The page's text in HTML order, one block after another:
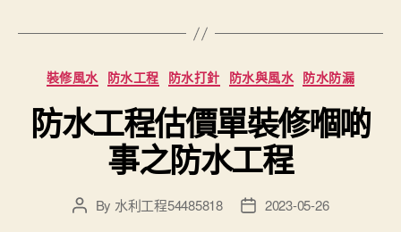
Categories
裝修風水 防水工程 防水打針 防水與風水 防水防漏
防水工程估價單裝修嗰啲
事之防水工程
PostBy 水利工程54485818
Post2023-05-26